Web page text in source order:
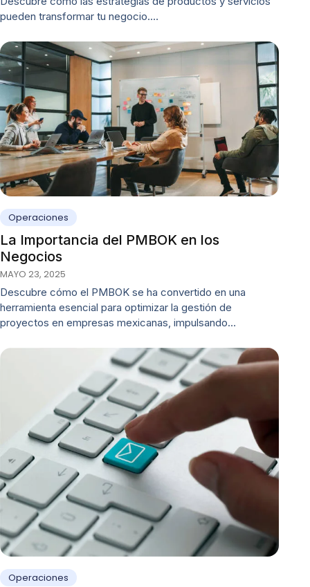
pueden transformar tu negocio.…
Operaciones
La Importancia del PMBOK en los
Negocios
MAYO 23, 2025
Descubre cómo el PMBOK se ha convertido en una
herramienta esencial para optimizar la gestión de
proyectos en empresas mexicanas, impulsando…
Operaciones